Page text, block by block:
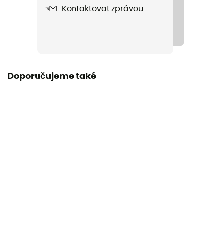
Kontaktovat zprávou
Doporučujeme také